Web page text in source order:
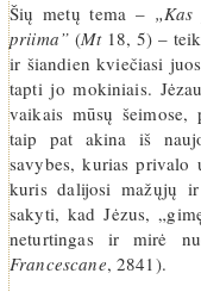
Šių metų tema –
priima” (Mt18, 5) –
ir šiandien kviečiasi
tapti jo mokiniais.
vaikais mūsų
taip pat akina iš
savybes, kurias privalo
kuris dalijosi mažųjų
sakyti, kad Jėzus,
neturtingas ir mirė
Francescane, 2841).